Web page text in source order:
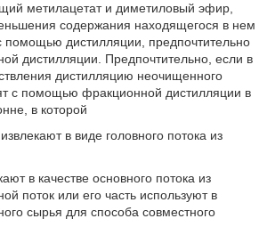
метилацетат и диметиловый эфир,
содержания находящегося в нем
помощью дистилляции, предпочтительно
дистилляции. Предпочтительно, если в
дистилляцию неочищенного
с помощью фракционной дистилляции в
в которой
в виде головного потока из
в качестве основного потока из
поток или его часть используют в
сырья для способа совместного